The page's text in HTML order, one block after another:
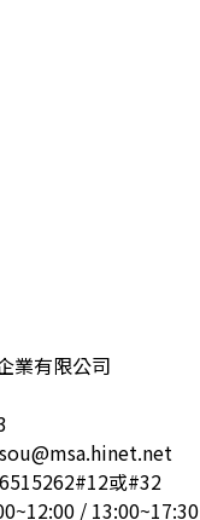
業有限公司
或#32
/ 13:00~17:30